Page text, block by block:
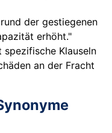
der gestiegenen
erhöht."
Klauseln
an der Fracht